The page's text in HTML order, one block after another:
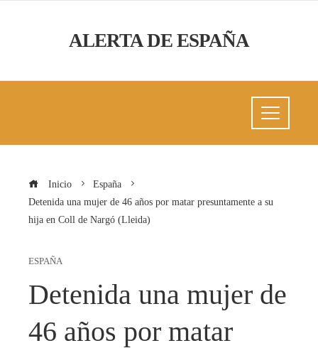
ALERTA DE ESPAÑA
Inicio
España
Detenida una mujer de 46 años por matar presuntamente a su
hija en Coll de Nargó (Lleida)
ESPAÑA
Detenida una mujer de
46 años por matar